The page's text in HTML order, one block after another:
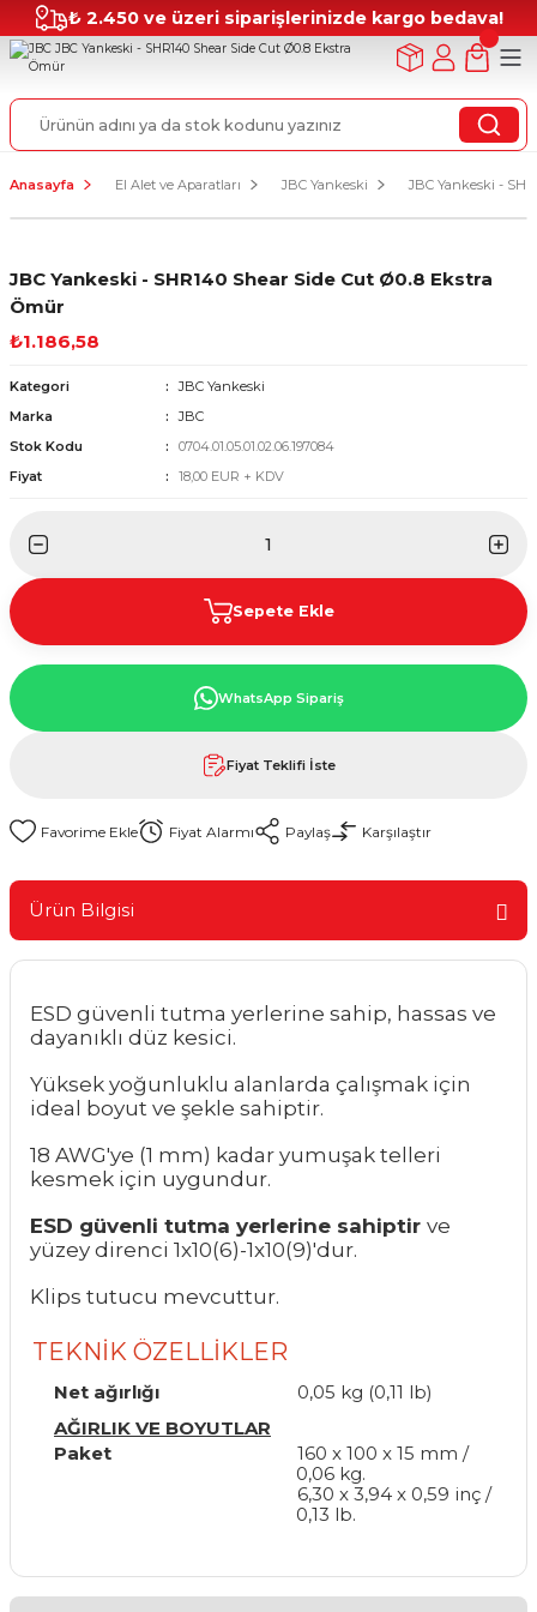
₺ 2.450 ve üzeri siparişlerinizde kargo bedava!
Anasayfa El Alet ve Aparatları JBC Yankeski JBC Yankeski -
JBC Yankeski - SHR140 Shear Side Cut Ø0.8 Ekstra
Ömür
₺1.186,58
Kategori
JBC Yankeski
Marka
JBC
Stok Kodu
0704.01.05.01.02.06.197084
Fiyat
18,00 EUR + KDV
Sepete Ekle
WhatsApp Sipariş
Fiyat Teklifi İste
Fiyat Alarmı Paylaş Karşılaştır
Ürün Bilgisi
ESD güvenli tutma yerlerine sahip, hassas ve
dayanıklı düz kesici.
Yüksek yoğunluklu alanlarda çalışmak için
ideal boyut ve şekle sahiptir.
18 AWG'ye (1 mm) kadar yumuşak telleri
kesmek için uygundur.
ESD güvenli tutma yerlerine sahiptir ve
yüzey direnci 1x10(6)-1x10(9)'dur.
Klips tutucu mevcuttur.
TEKNİK ÖZELLİKLER
Net ağırlığı
0,05 kg (0,11 lb)
AĞIRLIK VE BOYUTLAR
Paket
160 x 100 x 15 mm /
0,06 kg.
6,30 x 3,94 x 0,59 inç /
0,13 lb.